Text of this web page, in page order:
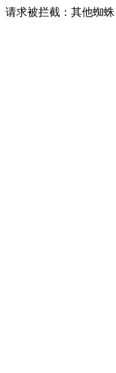
请求被拦截：其他蜘蛛